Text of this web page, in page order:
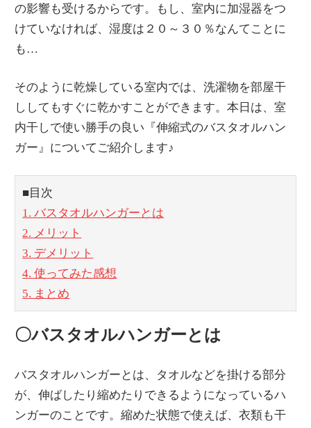
の影響も受けるからです。もし、室内に加湿器をつ
けていなければ、湿度は２０～３０％なんてことに
も…
そのように乾燥している室内では、洗濯物を部屋干
ししてもすぐに乾かすことができます。本日は、室
内干しで使い勝手の良い『伸縮式のバスタオルハン
ガー』についてご紹介します♪
■目次
1. バスタオルハンガーとは
2. メリット
3. デメリット
4. 使ってみた感想
5. まとめ
〇バスタオルハンガーとは
バスタオルハンガーとは、タオルなどを掛ける部分
が、伸ばしたり縮めたりできるようになっているハ
ンガーのことです。縮めた状態で使えば、衣類も干